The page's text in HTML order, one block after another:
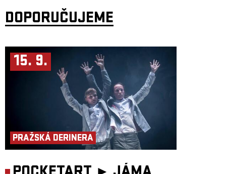
DOPORUČUJEME
15. 9.
PRAŽSKÁ DERINERA